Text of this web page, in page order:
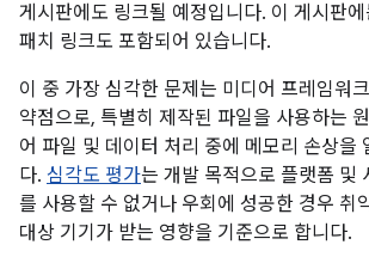
게시판에도 링크될 예정입니다. 이 게시판에
패치 링크도 포함되어 있습니다.
이 중 가장 심각한 문제는 미디어 프레임워
약점으로, 특별히 제작된 파일을 사용하는
어 파일 및 데이터 처리 중에 메모리 손상을
다. 심각도 평가는 개발 목적으로 플랫폼 및
를 사용할 수 없거나 우회에 성공한 경우 취
대상 기기가 받는 영향을 기준으로 합니다.